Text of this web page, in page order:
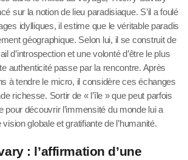
sur la notion de lieu paradisiaque. S’il a foulé
idylliques, il estime que le véritable paradis
géographique. Selon lui, il se construit de
d’introspection et une volonté d’être le plus
authenticité passe par la rencontre. Après
à tendre le micro, il considère ces échanges
richesse. Sortir de « l’île » que peut parfois
pour découvrir l’immensité du monde lui a
globale et gratifiante de l’humanité.
: l’affirmation d’une